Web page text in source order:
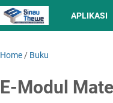
APLIKASI
Home / Buku
E-Modul